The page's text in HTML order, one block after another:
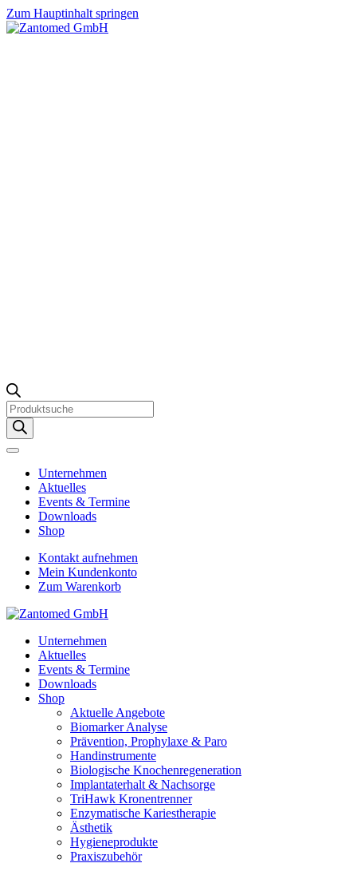
Zum Hauptinhalt springen
Products
search
Unternehmen
Aktuelles
Events & Termine
Downloads
Shop
Kontakt aufnehmen
Mein Kundenkonto
Zum Warenkorb
Unternehmen
Aktuelles
Events & Termine
Downloads
Shop
Aktuelle Angebote
Biomarker Analyse
Prävention, Prophylaxe & Paro
Handinstrumente
Biologische Knochenregeneration
Implantaterhalt & Nachsorge
TriHawk Kronentrenner
Enzymatische Kariestherapie
Ästhetik
Hygieneprodukte
Praxiszubehör